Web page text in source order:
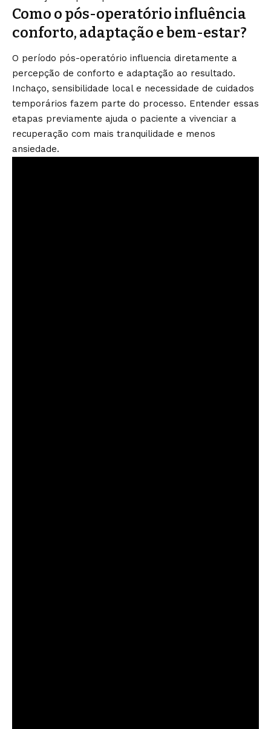
Como o pós-operatório influência
conforto, adaptação e bem-estar?
O período pós-operatório influencia diretamente a
percepção de conforto e adaptação ao resultado.
Inchaço, sensibilidade local e necessidade de cuidados
temporários fazem parte do processo. Entender essas
etapas previamente ajuda o paciente a vivenciar a
recuperação com mais tranquilidade e menos
ansiedade.